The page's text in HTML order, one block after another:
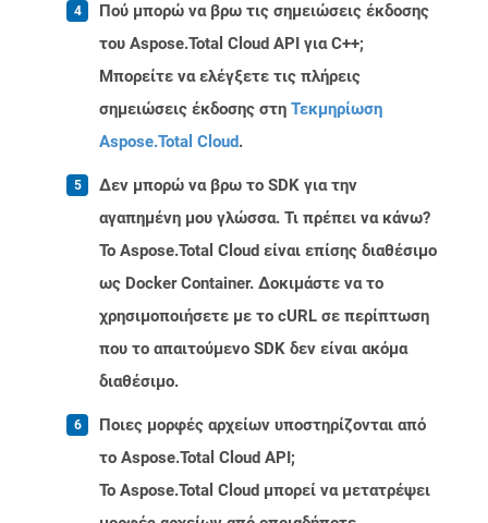
Πού μπορώ να βρω τις σημειώσεις έκδοσης
του Aspose.Total Cloud API για C++;
Μπορείτε να ελέγξετε τις πλήρεις
σημειώσεις έκδοσης στη Τεκμηρίωση
Aspose.Total Cloud.
Δεν μπορώ να βρω το SDK για την
αγαπημένη μου γλώσσα. Τι πρέπει να κάνω?
Το Aspose.Total Cloud είναι επίσης διαθέσιμο
ως Docker Container. Δοκιμάστε να το
χρησιμοποιήσετε με το cURL σε περίπτωση
που το απαιτούμενο SDK δεν είναι ακόμα
διαθέσιμο.
Ποιες μορφές αρχείων υποστηρίζονται από
το Aspose.Total Cloud API;
Το Aspose.Total Cloud μπορεί να μετατρέψει